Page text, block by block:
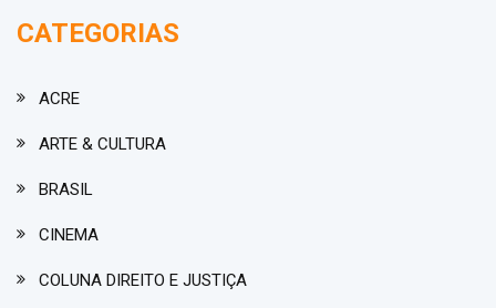
CATEGORIAS
ACRE
ARTE & CULTURA
BRASIL
CINEMA
COLUNA DIREITO E JUSTIÇA